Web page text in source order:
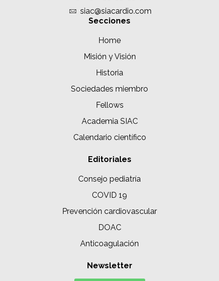
siac@siacardio.com
Secciones
Home
Misión y Visión
Historia
Sociedades miembro
Fellows
Academia SIAC
Calendario científico
Editoriales
Consejo pediatría
COVID 19
Prevención cardiovascular
DOAC
Anticoagulación
Newsletter